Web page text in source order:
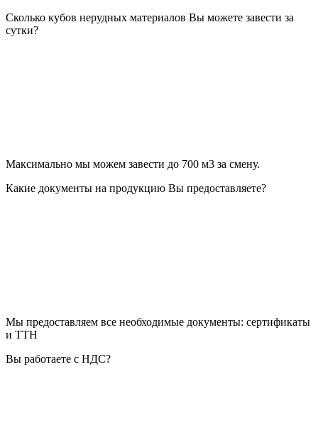
Сколько кубов нерудных материалов Вы можете завести за
сутки?
Максимально мы можем завести до 700 м3 за смену.
Какие документы на продукцию Вы предоставляете?
Мы предоставляем все необходимые документы: сертификаты
и ТТН
Вы работаете с НДС?